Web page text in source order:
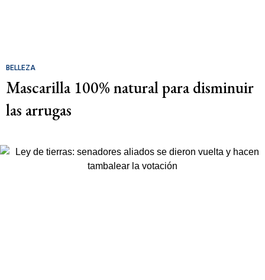
BELLEZA
Mascarilla 100% natural para disminuir
las arrugas